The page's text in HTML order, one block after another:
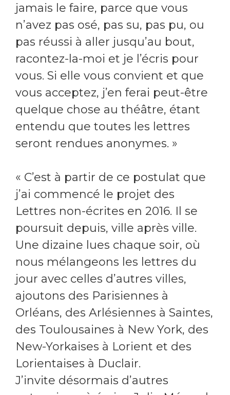
jamais le faire, parce que vous
n’avez pas osé, pas su, pas pu, ou
pas réussi à aller jusqu’au bout,
racontez-la-moi et je l’écris pour
vous. Si elle vous convient et que
vous acceptez, j’en ferai peut-être
quelque chose au théâtre, étant
entendu que toutes les lettres
seront rendues anonymes. »
« C’est à partir de ce postulat que
j’ai commencé le projet des
Lettres non-écrites en 2016. Il se
poursuit depuis, ville après ville.
Une dizaine lues chaque soir, où
nous mélangeons les lettres du
jour avec celles d’autres villes,
ajoutons des Parisiennes à
Orléans, des Arlésiennes à Saintes,
des Toulousaines à New York, des
New-Yorkaises à Lorient et des
Lorientaises à Duclair.
J’invite désormais d’autres